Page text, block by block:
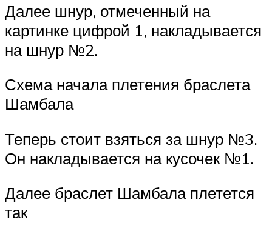
Далее шнур, отмеченный на
картинке цифрой 1, накладывается
на шнур №2.
Схема начала плетения браслета
Шамбала
Теперь стоит взяться за шнур №3.
Он накладывается на кусочек №1.
Далее браслет Шамбала плетется
так